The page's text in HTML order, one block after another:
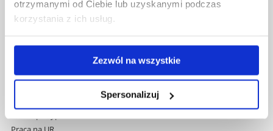
otrzymanymi od Ciebie lub uzyskanymi podczas
korzystania z ich usług.
Zezwól na wszystkie
Spersonalizuj
Al. Tadeusza Rejtana 16C
35-959 Rzeszów
Pomiń
przejdź
treści
Polityka prywatności
Biblioteka